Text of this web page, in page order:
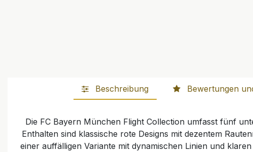
Beschreibung Bewertungen
Die FC Bayern München Flight Collection umfasst fünf
Enthalten sind klassische rote Designs mit dezentem
einer auffälligen Variante mit dynamischen Linien und